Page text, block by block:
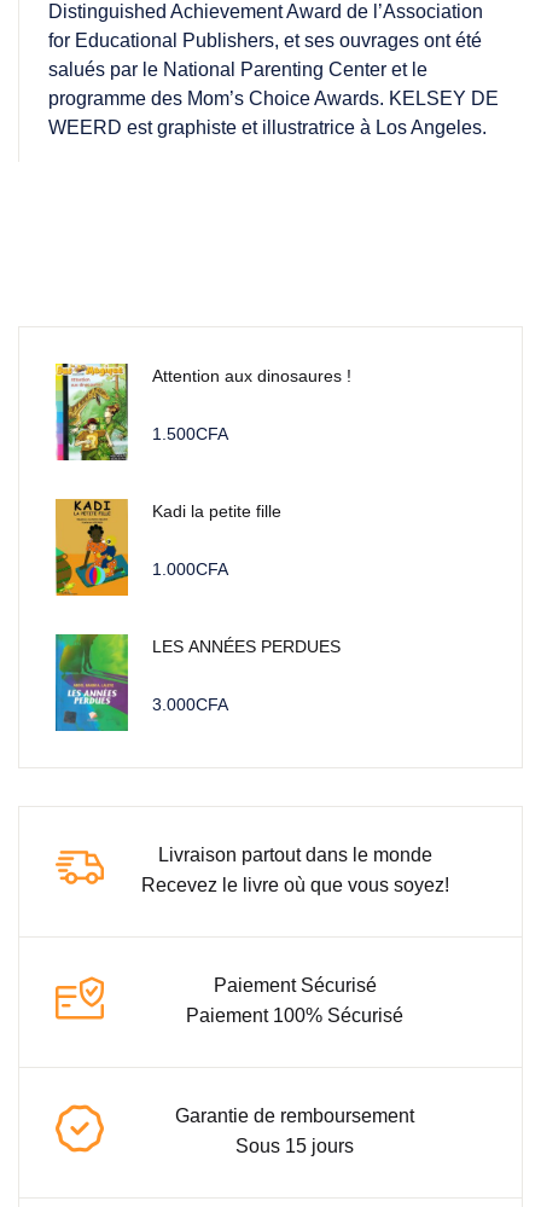
Distinguished Achievement Award de l’Association
for Educational Publishers, et ses ouvrages ont été
salués par le National Parenting Center et le
programme des Mom’s Choice Awards. KELSEY DE
WEERD est graphiste et illustratrice à Los Angeles.
Attention aux dinosaures !
1.500CFA
Kadi la petite fille
1.000CFA
LES ANNÉES PERDUES
3.000CFA
Livraison partout dans le monde
Recevez le livre où que vous soyez!
Paiement Sécurisé
Paiement 100% Sécurisé
Garantie de remboursement
Sous 15 jours